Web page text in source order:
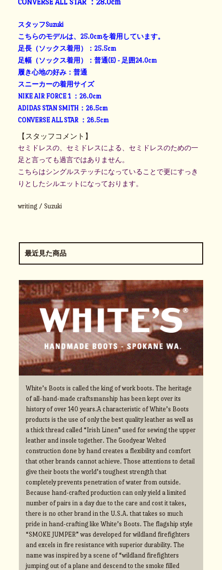
スタッフSuzuki
こちらのモデルは、25.0cmを着用しています。
足長（ソックス着用）：25.5cm
足幅（ソックス着用）：普通(E) - 足囲24.0cm
履き心地の好み：普通
スニーカーの着用サイズ
NIKE AIR FORCE 1 ：26.0cm
ADIDAS STAN SMITH：26.5cm
CONVERSE ALL STAR ：26.5cm
【スタッフコメント】
セミドレスの、セミドレスによる、セミドレスのための一
足 と言っても過言ではありません。
こちらはシングルステッチになっていることで更にすっき
りとしたシルエットになっております。
writing / Suzuki
最近見た商品
White’s Boots is called the king of work boots. The heritage
of all-hand-made craftsmanship has been kept over its
history of over 140 years.A characteristic of White’s Boots
products is the use of only the best quality leather as well as
a thick thread called “Irish Linen” used for sewing the upper
leather and insole together. The Goodyear Welted
construction done by hand creates a flexibility and comfort
that other brands cannot achieve. Those attentions to detail
give their boots the world’s toughest strength that
completely prevents penetration of water from outside.
Because hand-crafted production can only yield a limited
number of pairs in a day due to the care and cost it takes,
there is no other brand in the U.S.A. that takes so much
pride in hand-crafting like White’s Boots. The flagship style
“SMOKE JUMPER” was developed for wildland firefighters
and excels in fire resistance with superior durability. The
name was inspired by a scene of “wildland firefighters
jumping out of a plane and descend to the smoke filled